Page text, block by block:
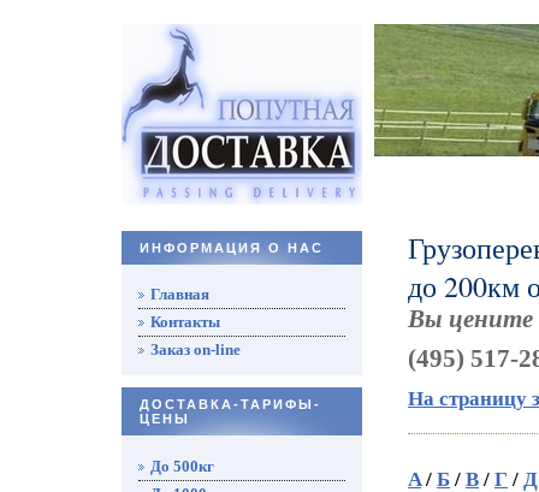
до 200км
Вы цените
(495) 517-
На страницу
A / Б / В / Г / Д
ИНФОРМАЦИЯ О НАС
Главная
Контакты
Заказ on-line
ДОСТАВКА-ТАРИФЫ-
ЦЕНЫ
До 500кг